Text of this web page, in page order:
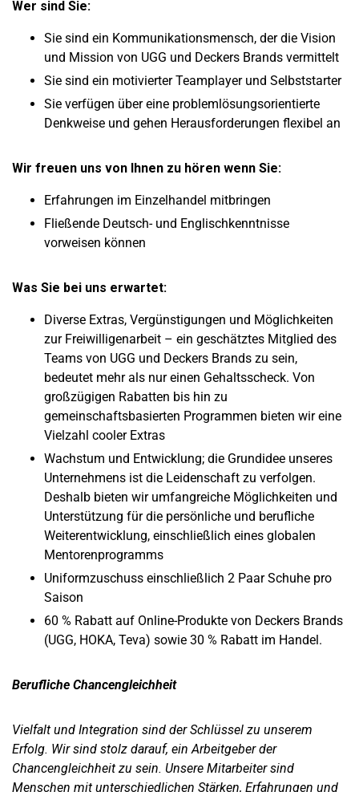
Wer sind Sie:
Sie sind ein Kommunikationsmensch, der die Vision
und Mission von UGG und Deckers Brands vermittelt
Sie sind ein motivierter Teamplayer und Selbststarter
Sie verfügen über eine problemlösungsorientierte
Denkweise und gehen Herausforderungen flexibel an
Wir freuen uns von Ihnen zu hören wenn Sie:
Erfahrungen im Einzelhandel mitbringen
Fließende Deutsch- und Englischkenntnisse
vorweisen können
Was Sie bei uns erwartet:
Diverse Extras, Vergünstigungen und Möglichkeiten
zur Freiwilligenarbeit – ein geschätztes Mitglied des
Teams von UGG und Deckers Brands zu sein,
bedeutet mehr als nur einen Gehaltsscheck. Von
großzügigen Rabatten bis hin zu
gemeinschaftsbasierten Programmen bieten wir eine
Vielzahl cooler Extras
Wachstum und Entwicklung; die Grundidee unseres
Unternehmens ist die Leidenschaft zu verfolgen.
Deshalb bieten wir umfangreiche Möglichkeiten und
Unterstützung für die persönliche und berufliche
Weiterentwicklung, einschließlich eines globalen
Mentorenprogramms
Uniformzuschuss einschließlich 2 Paar Schuhe pro
Saison
60 % Rabatt auf Online-Produkte von Deckers Brands
(UGG, HOKA, Teva) sowie 30 % Rabatt im Handel.
Berufliche Chancengleichheit
Vielfalt und Integration sind der Schlüssel zu unserem
Erfolg. Wir sind stolz darauf, ein Arbeitgeber der
Chancengleichheit zu sein. Unsere Mitarbeiter sind
Menschen mit unterschiedlichen Stärken, Erfahrungen und